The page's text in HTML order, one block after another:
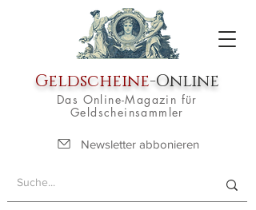
Geldscheine-Online
Das Online-Magazin für
Geldscheinsammler
Newsletter abbonieren